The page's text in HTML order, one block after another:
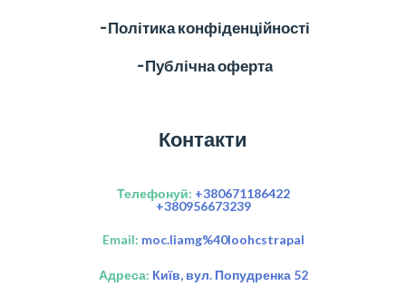
╶ Політика конфіденційності
╶ Публічна оферта
Контакти
Телефонуй: +380671186422
+380956673239
Email: moc.liamg%40loohcstrapal
Адреса: Київ, вул. Попудренка 52